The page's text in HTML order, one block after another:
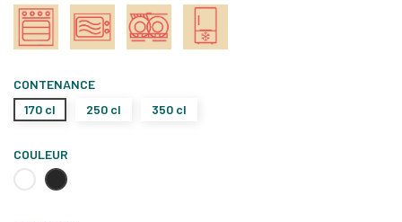
CONTENANCE
170 cl
250 cl 350 cl
COULEUR
BlancNoir